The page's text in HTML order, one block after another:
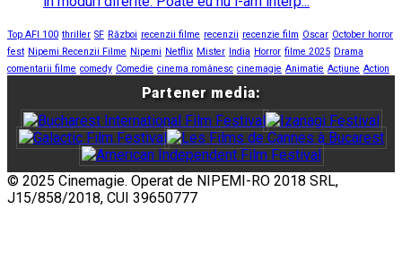
Top AFI 100 thriller SF Război recenzii filme recenzii recenzie film Oscar October horror
fest Nipemi Recenzii Filme Nipemi Netflix Mister India Horror filme 2025 Drama
comentarii filme comedy Comedie cinema românesc cinemagie Animatie Acțiune Action
Partener media:
© 2025 Cinemagie. Operat de NIPEMI-RO 2018 SRL,
J15/858/2018, CUI 39650777